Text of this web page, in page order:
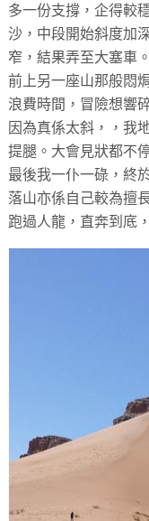
多一份支撐，企得較
沙，中段開始斜度加
窄，結果弄至大塞車
前上另一座山那般悶
浪費時間，冒險想響
因為真係太斜，，我
提腿。大會見狀都不
最後我一仆一碌，終
落山亦係自己較為擅
跑過人龍，直奔到底